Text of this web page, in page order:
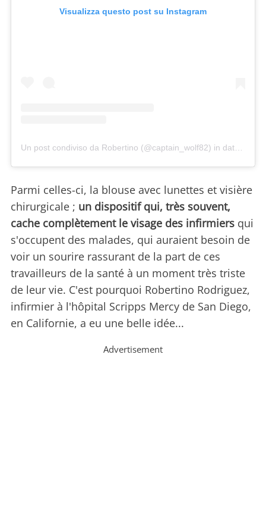
Visualizza questo post su Instagram
Un post condiviso da Robertino (@captain_wolf82) in data:
Parmi celles-ci, la blouse avec lunettes et visière
chirurgicale ; un dispositif qui, très souvent,
cache complètement le visage des infirmiers qui
s'occupent des malades, qui auraient besoin de
voir un sourire rassurant de la part de ces
travailleurs de la santé à un moment très triste
de leur vie. C'est pourquoi Robertino Rodriguez,
infirmier à l'hôpital Scripps Mercy de San Diego,
en Californie, a eu une belle idée...
Advertisement